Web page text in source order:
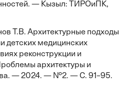
— Кызыл: ТИРОиПК,
Т.В. Архитектурные подходы
детских медицинских
реконструкции и
архитектуры и
— 2024. — №2. — С. 91–95.